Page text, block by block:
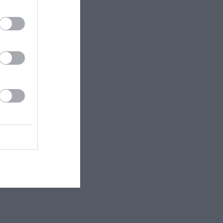
ιδέα να τα
ίδιους.
τους και
η εν
τον
της, με
στην
των